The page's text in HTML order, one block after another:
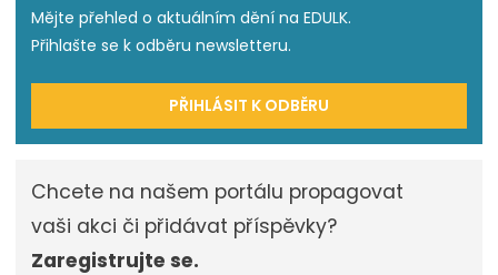
Mějte přehled o aktuálním dění na EDULK.
Přihlašte se k odběru newsletteru.
PŘIHLÁSIT K ODBĚRU
Chcete na našem portálu propagovat
vaši akci či přidávat příspěvky?
Zaregistrujte se.